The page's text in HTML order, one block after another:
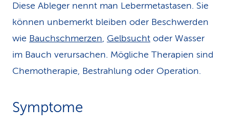
Diese Ableger nennt man Lebermetastasen. Sie
können unbemerkt bleiben oder Beschwerden
wie Bauchschmerzen, Gelbsucht oder Wasser
im Bauch verursachen. Mögliche Therapien sind
Chemotherapie, Bestrahlung oder Operation.
Symptome